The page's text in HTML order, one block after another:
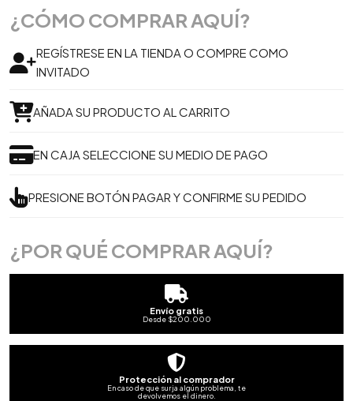
¿CÓMO COMPRAR AQUÍ?
REGÍSTRESE EN LA TIENDA O COMPRE COMO
INVITADO
AÑADA SU PRODUCTO AL CARRITO
EN CAJA SELECCIONE SU MEDIO DE PAGO
PRESIONE BOTÓN PAGAR Y CONFIRME SU PEDIDO
¿POR QUÉ COMPRAR AQUÍ?
Envío gratis
Desde $200.000
Protección al comprador
En caso de que surja algún problema, te
devolvemos el dinero.